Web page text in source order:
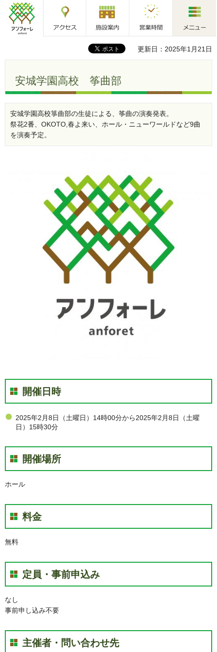
アンフォーレ 施設案内 営業時間
更新日：2025年1月21日
安城学園高校 筝曲部
安城学園高校箏曲部の生徒による、筝曲の演奏発表。
祭花2番、OKOTO,春よ来い、ホール・ニューワールドなど9曲
を演奏予定。
開催日時
2025年2月8日（土曜日）14時00分から2025年2月8日（土曜
日）15時30分
開催場所
ホール
料金
無料
定員・事前申込み
なし
事前申し込み不要
主催者・問い合わせ先